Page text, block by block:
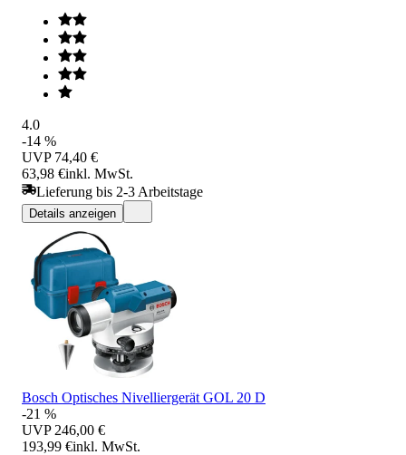
4.0
-14 %
UVP 74,40 €
63,98 €inkl. MwSt.
Lieferung bis 2-3 Arbeitstage
Details anzeigen
Bosch Optisches Nivelliergerät GOL 20 D
-21 %
UVP 246,00 €
193,99 €inkl. MwSt.